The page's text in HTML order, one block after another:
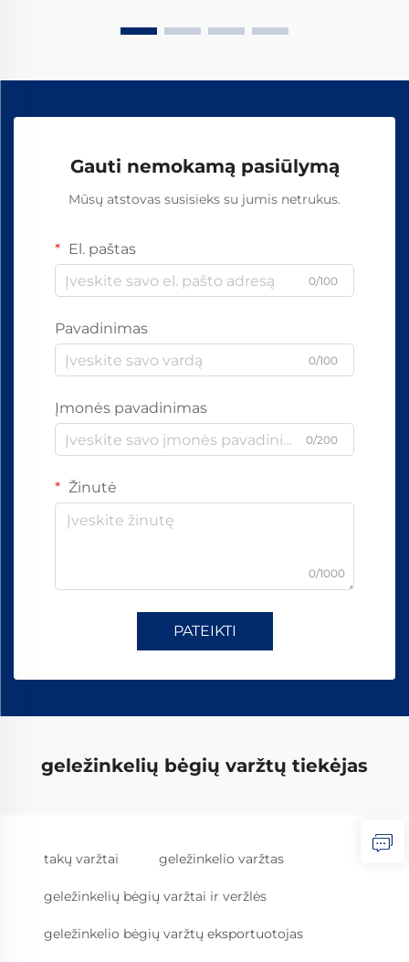
Gauti nemokamą pasiūlymą
Mūsų atstovas susisieks su jumis netrukus.
El. paštas
0/100
Pavadinimas
0/100
Įmonės pavadinimas
0/200
Žinutė
0/1000
PATEIKTI
geležinkelių bėgių varžtų tiekėjas
takų varžtai geležinkelio varžtas
geležinkelių bėgių varžtai ir veržlės
geležinkelio bėgių varžtų eksportuotojas